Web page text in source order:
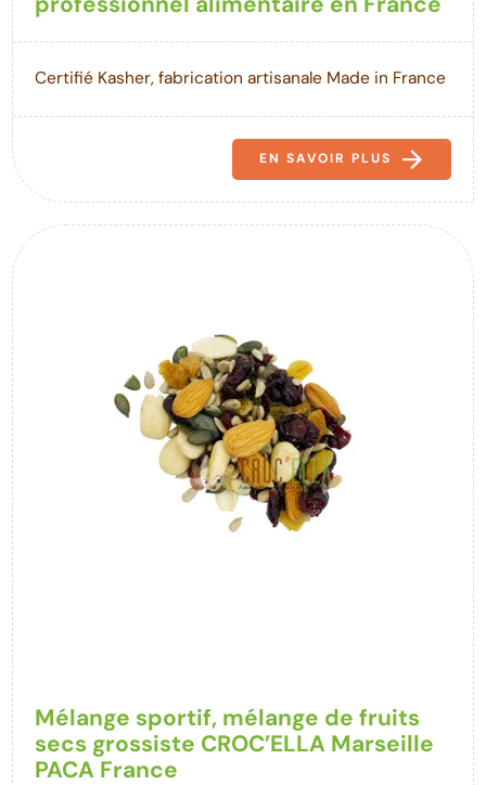
professionnel alimentaire en France
Certifié Kasher, fabrication artisanale Made in France
EN SAVOIR PLUS
Mélange sportif, mélange de fruits
secs grossiste CROC’ELLA Marseille
PACA France